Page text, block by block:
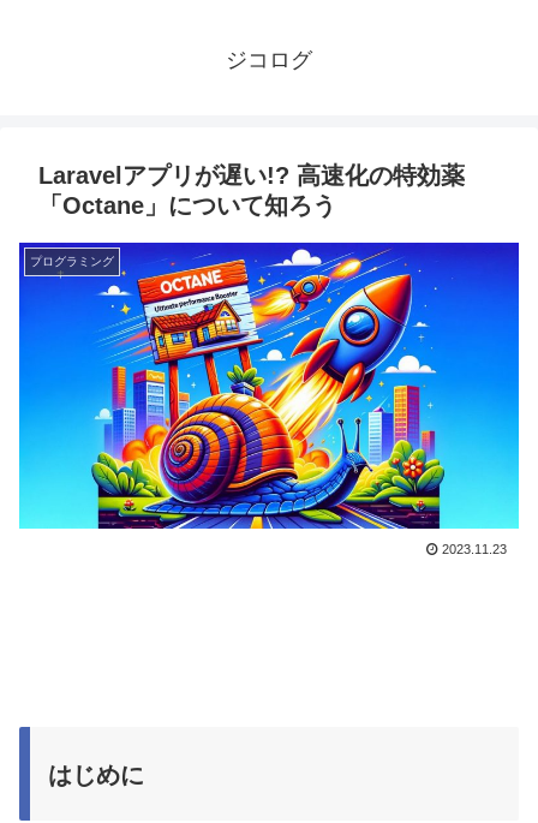
ジコログ
Laravelアプリが遅い!? 高速化の特効薬
「Octane」について知ろう
プログラミング
2023.11.23
はじめに